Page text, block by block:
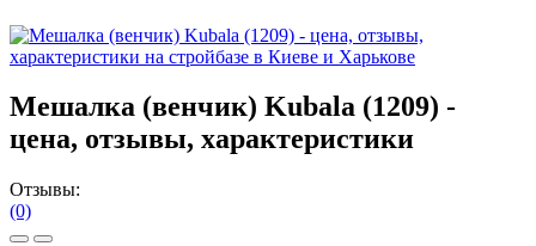
Мешалка (венчик) Kubala (1209) -
цена, отзывы, характеристики
Отзывы:
(0)